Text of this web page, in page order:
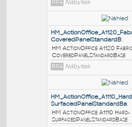
HM ActionOffice
RFA Nábytek
BarrierPa:
HM ActionOffice
RFA Nábytek